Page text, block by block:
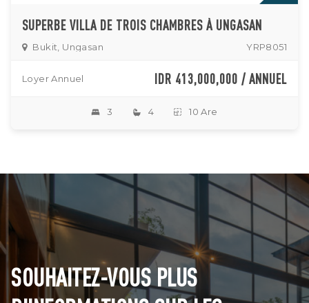
SUPERBE VILLA DE TROIS CHAMBRES À UNGASAN
Bukit, Ungasan YRP8051
Loyer Annuel IDR 413,000,000 / ANNUEL
3 4 10 Are
SOUHAITEZ-VOUS PLUS